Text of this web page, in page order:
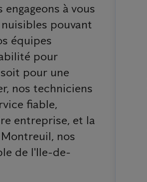
à vous
pouvant
équipes
pour
pour une
nos techniciens
fiable,
entreprise, et la
nos
de l'Ile-de-